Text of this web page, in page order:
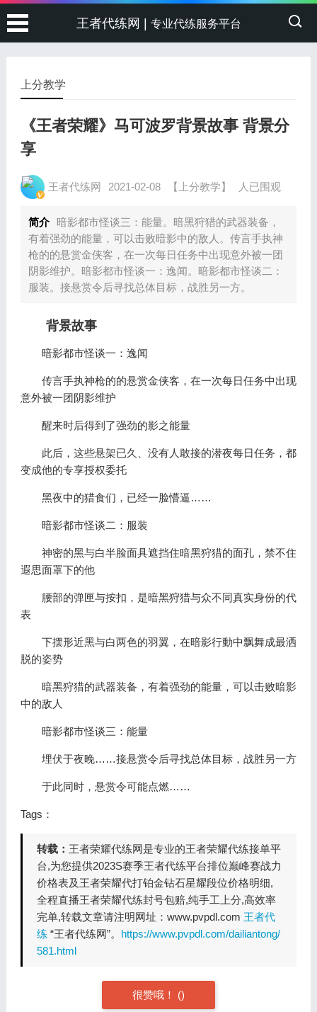
王者代练网 | 专业代练服务平台
上分教学
《王者荣耀》马可波罗背景故事 背景分
享
王者代练网 2021-02-08 【上分教学】 人已围观
简介
暗影都市怪谈三：能量。暗黑狩猎的武器装备，
有着强劲的能量，可以击败暗影中的敌人。传言手执神
枪的的悬赏金侠客，在一次每日任务中出现意外被一团
阴影维护。暗影都市怪谈一：逸闻。暗影都市怪谈二：
服装。接悬赏令后寻找总体目标，战胜另一方。
背景故事
暗影都市怪谈一：逸闻
传言手执神枪的的悬赏金侠客，在一次每日任务中出现
意外被一团阴影维护
醒来时后得到了强劲的影之能量
此后，这些悬架已久、没有人敢接的潜夜每日任务，都
变成他的专享授权委托
黑夜中的猎食们，已经一脸懵逼……
暗影都市怪谈二：服装
神密的黑与白半脸面具遮挡住暗黑狩猎的面孔，禁不住
遐思面罩下的他
腰部的弹匣与按扣，是暗黑狩猎与众不同真实身份的代
表
下摆形近黑与白两色的羽翼，在暗影行動中飘舞成最洒
脱的姿势
暗黑狩猎的武器装备，有着强劲的能量，可以击败暗影
中的敌人
暗影都市怪谈三：能量
埋伏于夜晚……接悬赏令后寻找总体目标，战胜另一方
于此同时，悬赏令可能点燃……
Tags：
转载： 王者荣耀代练网是专业的王者荣耀代练接单平
台,为您提供2023S赛季王者代练平台排位巅峰赛战力
价格表及王者荣耀代打铂金钻石星耀段位价格明细,
全程直播王者荣耀代练封号包赔,纯手工上分,高效率
完单,转载文章请注明网址：www.pvpdl.com 王者代
练 “王者代练网”。 https://www.pvpdl.com/dailiantong/
581.html
很赞哦！ ()